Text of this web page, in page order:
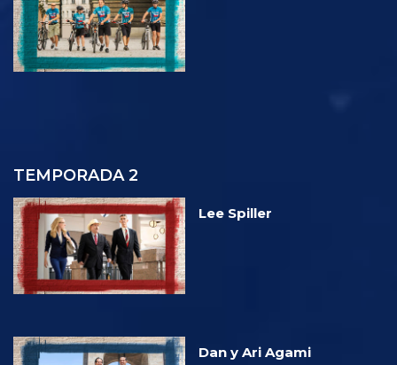
TEMPORADA 2
Lee Spiller
Dan y Ari Agami